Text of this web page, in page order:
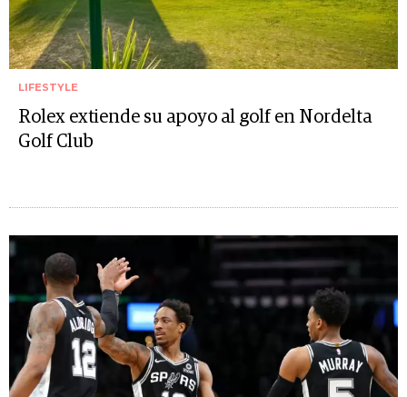
LIFESTYLE
Rolex extiende su apoyo al golf en Nordelta
Golf Club